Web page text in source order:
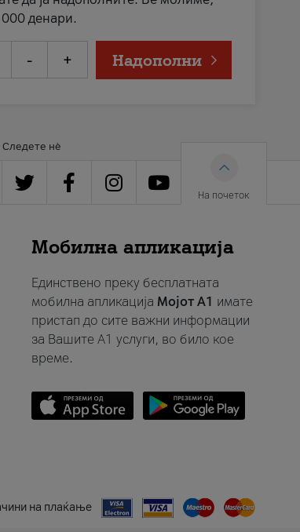
денари.
- + Надополни
Следете нè
На почеток
Мобилна апликација
Единствено преку бесплатната
мобилна апликација Мојот A1 имате
пристап до сите важни информации
за Вашите A1 услуги, во било кое
време.
на плаќање